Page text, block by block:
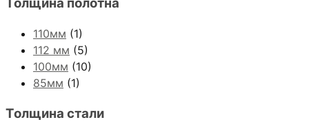
110мм (1)
112 мм (5)
100мм (10)
85мм (1)
Толщина стали